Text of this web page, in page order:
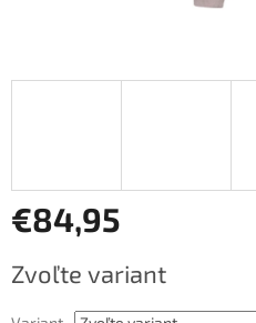
€84,95
cena:
Zvoľte variant